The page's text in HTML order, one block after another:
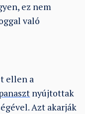
ez nem
való
ellen a
nyújtottak
Azt akarják